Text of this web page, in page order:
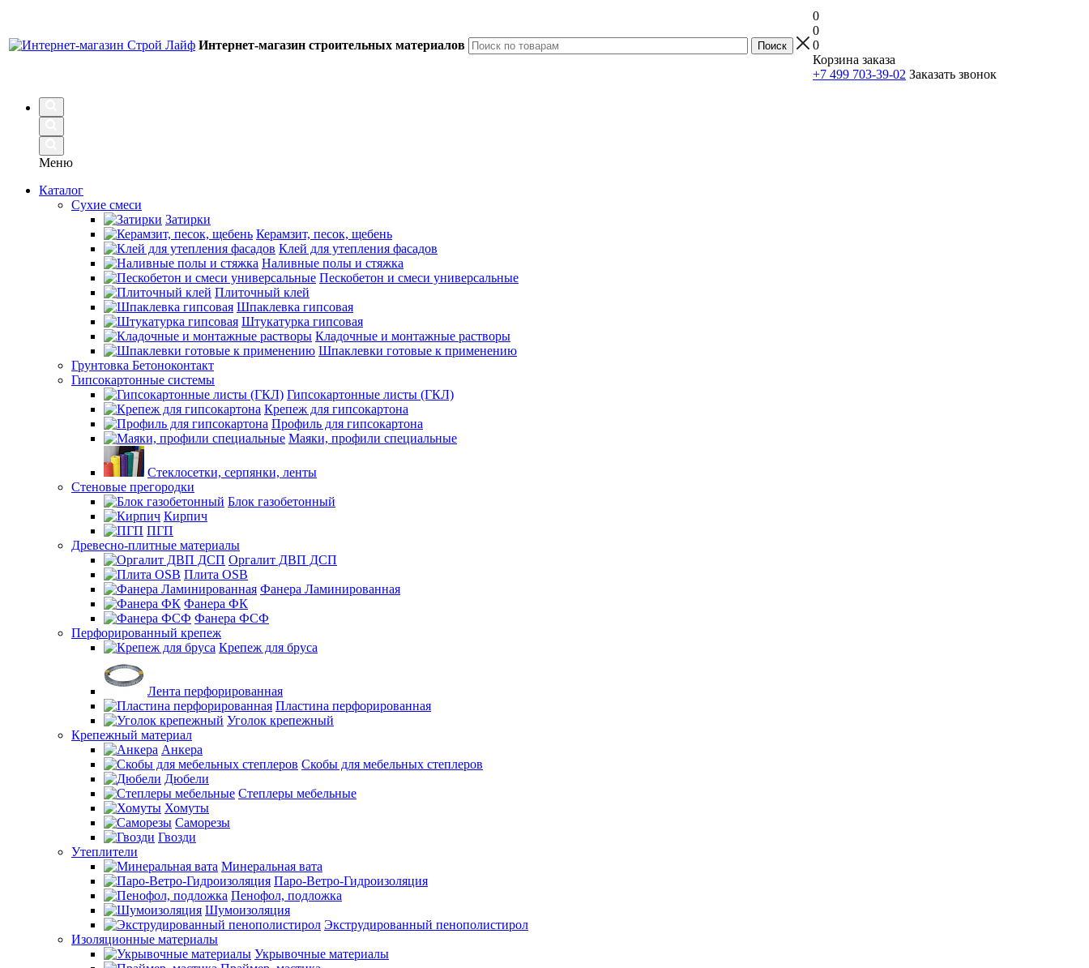
Интернет-магазин строительных материалов
0
0
0
Корзина заказа
+7 499 703-39-02 Заказать звонок
Меню
Каталог
Сухие смеси
Затирки
Керамзит, песок, щебень
Клей для утепления фасадов
Наливные полы и стяжка
Пескобетон и смеси универсальные
Плиточный клей
Шпаклевка гипсовая
Штукатурка гипсовая
Кладочные и монтажные растворы
Шпаклевки готовые к применению
Грунтовка Бетоноконтакт
Гипсокартонные системы
Гипсокартонные листы (ГКЛ)
Крепеж для гипсокартона
Профиль для гипсокартона
Маяки, профили специальные
Стеклосетки, серпянки, ленты
Стеновые прегородки
Блок газобетонный
Кирпич
ПГП
Древесно-плитные материалы
Оргалит ДВП ДСП
Плита OSB
Фанера Ламинированная
Фанера ФК
Фанера ФСФ
Перфорированный крепеж
Крепеж для бруса
Лента перфорированная
Пластина перфорированная
Уголок крепежный
Крепежный материал
Анкера
Скобы для мебельных степлеров
Дюбели
Степлеры мебельные
Хомуты
Саморезы
Гвозди
Утеплители
Минеральная вата
Паро-Ветро-Гидроизоляция
Пенофол, подложка
Шумоизоляция
Экструдированный пенополистирол
Изоляционные материалы
Укрывочные материалы